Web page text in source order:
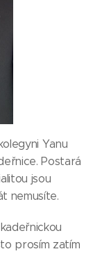
Yanu
Postará
jsou
nemusíte.
prosím zatím